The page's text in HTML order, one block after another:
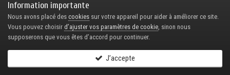
Cosmétique?Elle a l'air plus belle qu'à sa sortie d'usine sur les
photos!
Citer
Information importante
Nous avons placé des cookies sur votre appareil pour aider à améliorer ce site.
Vous pouvez choisir d’ajuster vos paramètres de cookie, sinon nous
supposerons que vous êtes d’accord pour continuer.
J’accepte